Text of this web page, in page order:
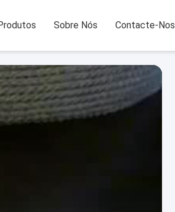
Sobre Nós Contacte-Nos